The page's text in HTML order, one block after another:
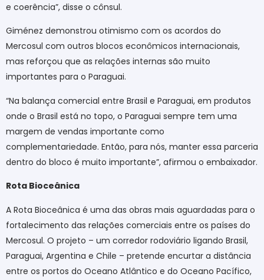
e coerência”, disse o cônsul.
Giménez demonstrou otimismo com os acordos do
Mercosul com outros blocos econômicos internacionais,
mas reforçou que as relações internas são muito
importantes para o Paraguai.
“Na balança comercial entre Brasil e Paraguai, em produtos
onde o Brasil está no topo, o Paraguai sempre tem uma
margem de vendas importante como
complementariedade. Então, para nós, manter essa parceria
dentro do bloco é muito importante”, afirmou o embaixador.
Rota Bioceânica
A Rota Bioceânica é uma das obras mais aguardadas para o
fortalecimento das relações comerciais entre os países do
Mercosul. O projeto – um corredor rodoviário ligando Brasil,
Paraguai, Argentina e Chile – pretende encurtar a distância
entre os portos do Oceano Atlântico e do Oceano Pacífico,